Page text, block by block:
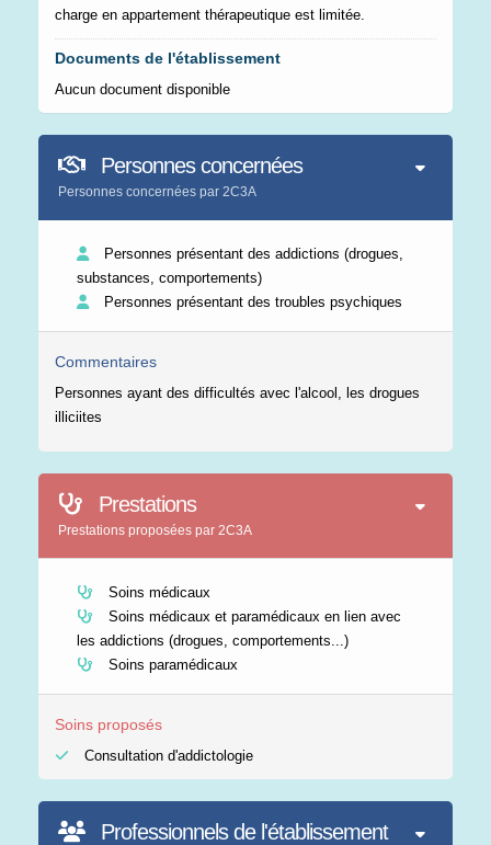
charge en appartement thérapeutique est limitée.
Documents de l'établissement
Aucun document disponible
Personnes concernées
Personnes concernées par 2C3A
Personnes présentant des addictions (drogues,
substances, comportements)
Personnes présentant des troubles psychiques
Commentaires
Personnes ayant des difficultés avec l'alcool, les drogues
illiciites
Prestations
Prestations proposées par 2C3A
Soins médicaux
Soins médicaux et paramédicaux en lien avec
les addictions (drogues, comportements...)
Soins paramédicaux
Soins proposés
Consultation d'addictologie
Professionnels de l'établissement